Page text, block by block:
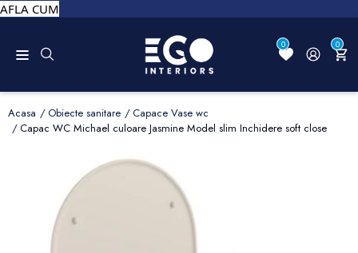
AFLA CUM
0 0
Acasa Obiecte sanitare
Capace Vase wc
Capac WC Michael culoare Jasmine Model slim Inchidere soft close